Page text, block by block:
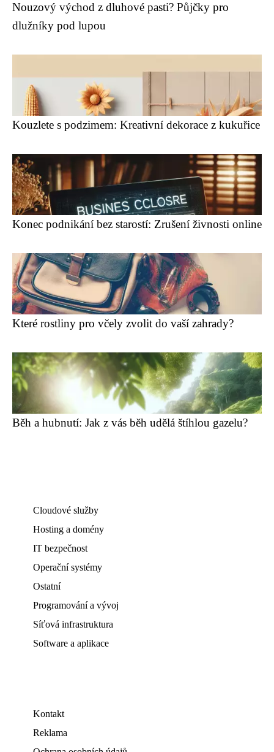
Nouzový východ z dluhové pasti? Půjčky pro
dlužníky pod lupou
Kouzlete s podzimem: Kreativní dekorace z kukuřice
Konec podnikání bez starostí: Zrušení živnosti online
Které rostliny pro včely zvolit do vaší zahrady?
Běh a hubnutí: Jak z vás běh udělá štíhlou gazelu?
Cloudové služby
Hosting a domény
IT bezpečnost
Operační systémy
Ostatní
Programování a vývoj
Síťová infrastruktura
Software a aplikace
Kontakt
Reklama